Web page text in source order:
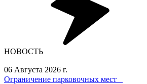
НОВОСТЬ
06 Августа 2026 г.
Ограничение парковочных мест⁣⁣⠀